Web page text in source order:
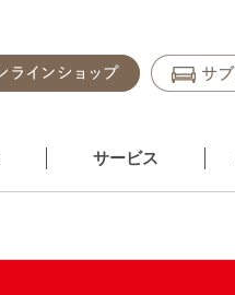
サービス